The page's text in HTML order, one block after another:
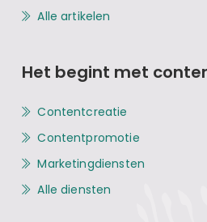
Alle artikelen
Het begint met
Contentcreatie
Contentpromotie
Marketingdiensten
Alle diensten